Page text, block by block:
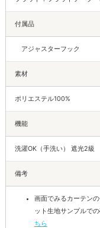
付属品
アジャスターフック
素材
ポリエステル100%
機能
洗濯OK（手洗い） 遮光2級
備考
画面でみるカーテン
ット生地サンプルで
ちら